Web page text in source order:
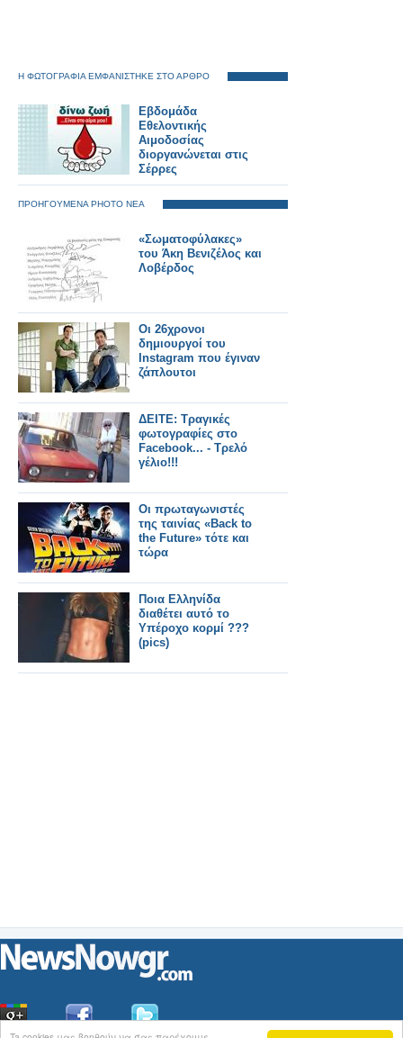
Η ΦΩΤΟΓΡΑΦΙΑ ΕΜΦΑΝΙΣΤΗΚΕ ΣΤΟ ΑΡΘΡΟ
Εβδομάδα
Εθελοντικής
Αιμοδοσίας
διοργανώνεται στις
Σέρρες
ΠΡΟΗΓΟΥΜΕΝΑ PHOTO ΝΕΑ
«Σωματοφύλακες»
του Άκη Βενιζέλος και
Λοβέρδος
Οι 26χρονοι
δημιουργοί του
Instagram που έγιναν
ζάπλουτοι
ΔΕITE: Τραγικές
φωτογραφίες στο
Facebook... - Τρελό
γέλιο!!!
Οι πρωταγωνιστές
της ταινίας «Back to
the Future» τότε και
τώρα
Ποια Ελληνίδα
διαθέτει αυτό το
Υπέροχο κορμί ???
(pics)